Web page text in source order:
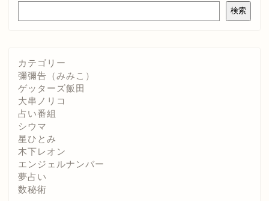
検索
カテゴリー
彌彌告（みみこ）
ゲッターズ飯田
大串ノリコ
占い番組
シウマ
星ひとみ
木下レオン
エンジェルナンバー
夢占い
数秘術